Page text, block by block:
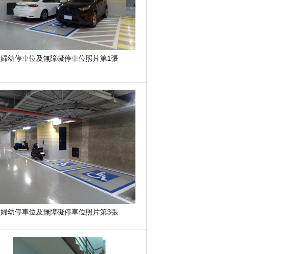
婦幼停車位及無障礙停車位照片第1張
婦幼停車位及無障礙停車位照片第3張